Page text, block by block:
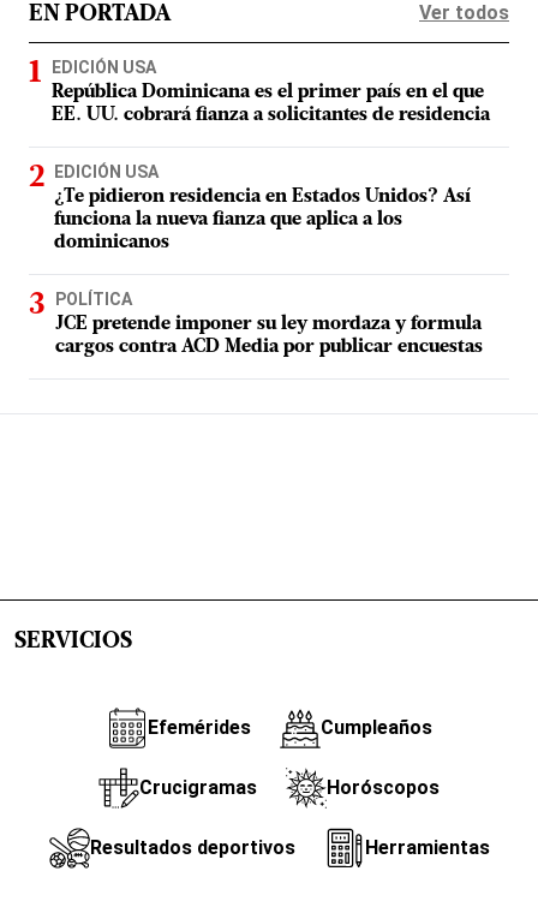
EN PORTADA Ver todos
EDICIÓN USA
República Dominicana es el primer país en el que
EE. UU. cobrará fianza a solicitantes de residencia
EDICIÓN USA
¿Te pidieron residencia en Estados Unidos? Así
funciona la nueva fianza que aplica a los
dominicanos
POLÍTICA
JCE pretende imponer su ley mordaza y formula
cargos contra ACD Media por publicar encuestas
SERVICIOS
Efemérides Cumpleaños
Crucigramas Horóscopos
Resultados deportivos Herramientas